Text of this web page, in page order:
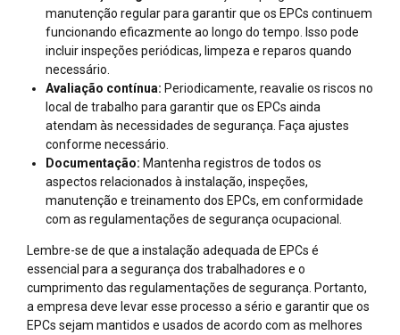
manutenção regular para garantir que os EPCs continuem
funcionando eficazmente ao longo do tempo. Isso pode
incluir inspeções periódicas, limpeza e reparos quando
necessário.
Avaliação contínua: Periodicamente, reavalie os riscos no
local de trabalho para garantir que os EPCs ainda
atendam às necessidades de segurança. Faça ajustes
conforme necessário.
Documentação: Mantenha registros de todos os
aspectos relacionados à instalação, inspeções,
manutenção e treinamento dos EPCs, em conformidade
com as regulamentações de segurança ocupacional.
Lembre-se de que a instalação adequada de EPCs é
essencial para a segurança dos trabalhadores e o
cumprimento das regulamentações de segurança. Portanto,
a empresa deve levar esse processo a sério e garantir que os
EPCs sejam mantidos e usados de acordo com as melhores